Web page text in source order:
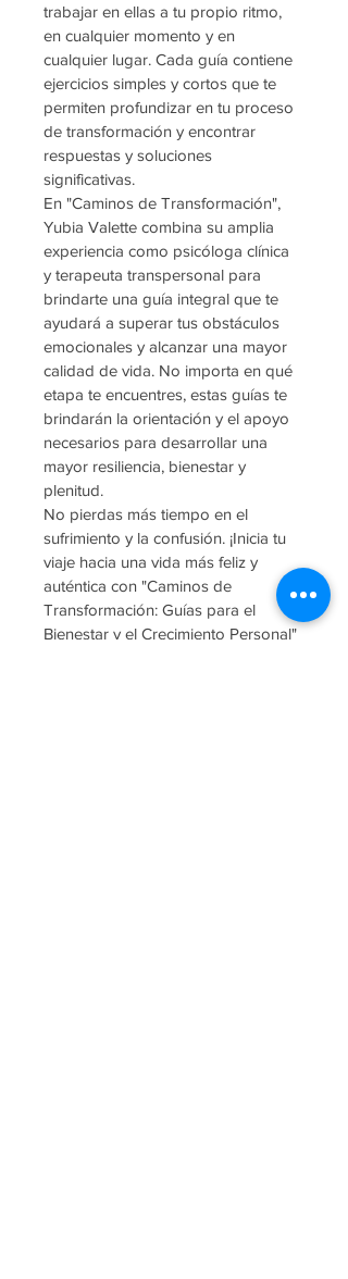
trabajar en ellas a tu propio ritmo,
en cualquier momento y en
cualquier lugar. Cada guía contiene
ejercicios simples y cortos que te
permiten profundizar en tu proceso
de transformación y encontrar
respuestas y soluciones
significativas.
En "Caminos de Transformación",
Yubia Valette combina su amplia
experiencia como psicóloga clínica
y terapeuta transpersonal para
brindarte una guía integral que te
ayudará a superar tus obstáculos
emocionales y alcanzar una mayor
calidad de vida. No importa en qué
etapa te encuentres, estas guías te
brindarán la orientación y el apoyo
necesarios para desarrollar una
mayor resiliencia, bienestar y
plenitud.
No pierdas más tiempo en el
sufrimiento y la confusión. ¡Inicia tu
viaje hacia una vida más feliz y
auténtica con "Caminos de
Transformación: Guías para el
Bienestar y el Crecimiento Personal"